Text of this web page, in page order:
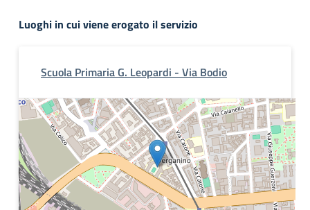
Luoghi in cui viene erogato il servizio
Scuola Primaria G. Leopardi - Via Bodio